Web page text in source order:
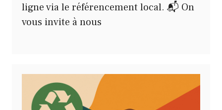
ligne via le référencement local. 📬 On
vous invite à nous